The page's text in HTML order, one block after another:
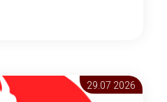
29.07 2026